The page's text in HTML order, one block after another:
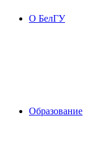
О БелГУ
Образование